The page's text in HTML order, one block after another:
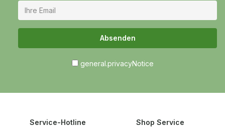
Absenden
general.privacyNotice
Service-Hotline Shop Service